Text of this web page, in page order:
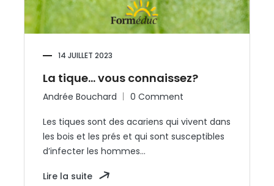
14 JUILLET 2023
La tique… vous connaissez?
Andrée Bouchard 0 Comment
Les tiques sont des acariens qui vivent dans
les bois et les prés et qui sont susceptibles
d’infecter les hommes…
Lire la suite